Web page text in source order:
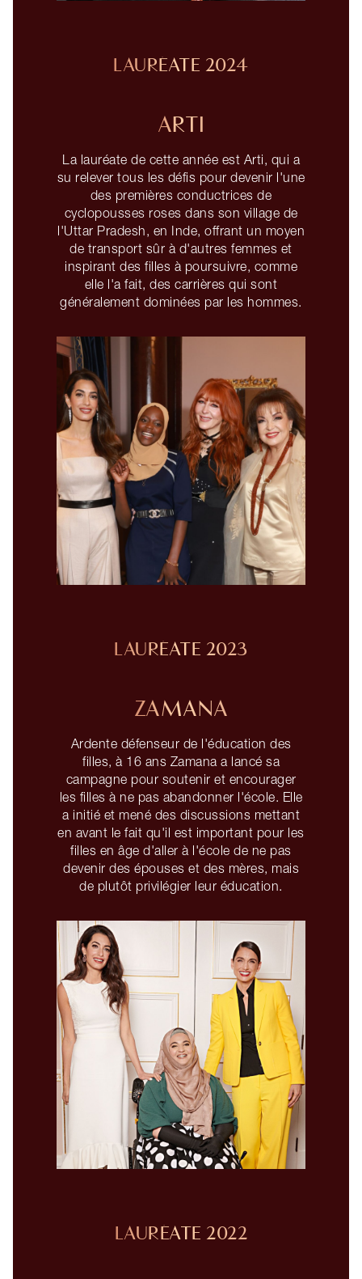
LAURÉATE 2024
ARTI
La lauréate de cette année est Arti, qui a
su relever tous les défis pour devenir l'une
des premières conductrices de
cyclopousses roses dans son village de
l'Uttar Pradesh, en Inde, offrant un moyen
de transport sûr à d'autres femmes et
inspirant des filles à poursuivre, comme
elle l'a fait, des carrières qui sont
généralement dominées par les hommes.
LAURÉATE 2023
ZAMANA
Ardente défenseur de l'éducation des
filles, à 16 ans Zamana a lancé sa
campagne pour soutenir et encourager
les filles à ne pas abandonner l'école. Elle
a initié et mené des discussions mettant
en avant le fait qu'il est important pour les
filles en âge d'aller à l'école de ne pas
devenir des épouses et des mères, mais
de plutôt privilégier leur éducation.
LAURÉATE 2022